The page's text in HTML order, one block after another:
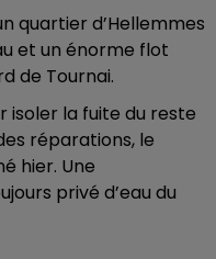
quartier d’Hellemmes
et un énorme flot
de Tournai.
isoler la fuite du reste
réparations, le
hier. Une
privé d’eau du